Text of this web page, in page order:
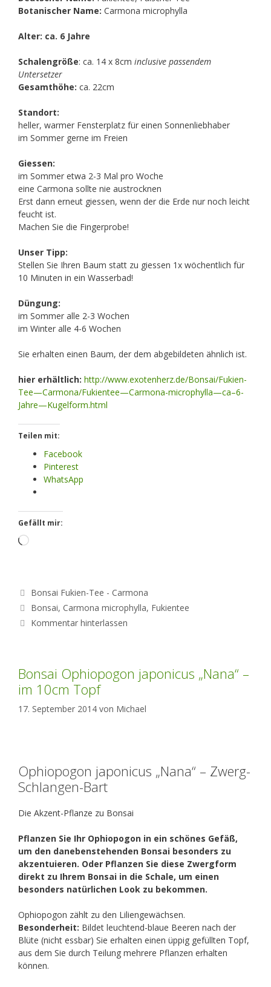
Botanischer Name: Carmona microphylla
Alter: ca. 6 Jahre
Schalengröße: ca. 14 x 8cm inclusive passendem
Untersetzer
Gesamthöhe: ca. 22cm
Standort:
heller, warmer Fensterplatz für einen Sonnenliebhaber
im Sommer gerne im Freien
Giessen:
im Sommer etwa 2-3 Mal pro Woche
eine Carmona sollte nie austrocknen
Erst dann erneut giessen, wenn der die Erde nur noch leicht
feucht ist.
Machen Sie die Fingerprobe!
Unser Tipp:
Stellen Sie Ihren Baum statt zu giessen 1x wöchentlich für
10 Minuten in ein Wasserbad!
Düngung:
im Sommer alle 2-3 Wochen
im Winter alle 4-6 Wochen
Sie erhalten einen Baum, der dem abgebildeten ähnlich ist.
hier erhältlich: http://www.exotenherz.de/Bonsai/Fukien-
Tee—Carmona/Fukientee—Carmona-microphylla—ca–6-
Jahre—Kugelform.html
Teilen mit:
Facebook
Pinterest
WhatsApp
Gefällt mir:
Loading…
Kategorien
Bonsai Fukien-Tee - Carmona
Schlagwörter
Bonsai, Carmona microphylla, Fukientee
Kommentar hinterlassen
Bonsai Ophiopogon japonicus „Nana“ –
im 10cm Topf
17. September 2014 von Michael
Ophiopogon japonicus „Nana“ – Zwerg-
Schlangen-Bart
Die Akzent-Pflanze zu Bonsai
Pflanzen Sie Ihr Ophiopogon in ein schönes Gefäß,
um den danebenstehenden Bonsai besonders zu
akzentuieren. Oder Pflanzen Sie diese Zwergform
direkt zu Ihrem Bonsai in die Schale, um einen
besonders natürlichen Look zu bekommen.
Ophiopogon zählt zu den Liliengewächsen.
Besonderheit: Bildet leuchtend-blaue Beeren nach der
Blüte (nicht essbar) Sie erhalten einen üppig gefüllten Topf,
aus dem Sie durch Teilung mehrere Pflanzen erhalten
können.